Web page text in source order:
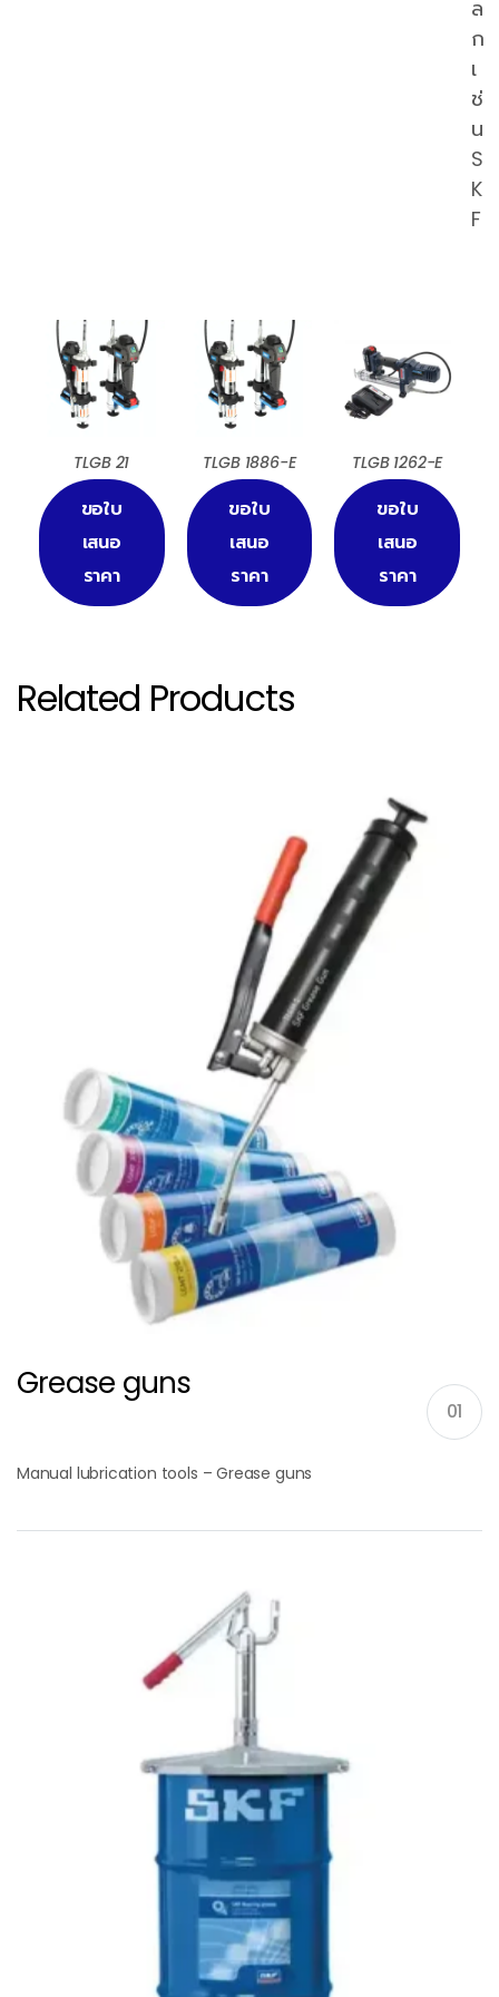
ล
ก
เ
ช่
น
S
K
F
TLGB 21
ขอใบ
เสนอ
ราคา
TLGB 1886-E
ขอใบ
เสนอ
ราคา
TLGB 1262-E
ขอใบ
เสนอ
ราคา
Related Products
Grease guns
01
Manual lubrication tools – Grease guns